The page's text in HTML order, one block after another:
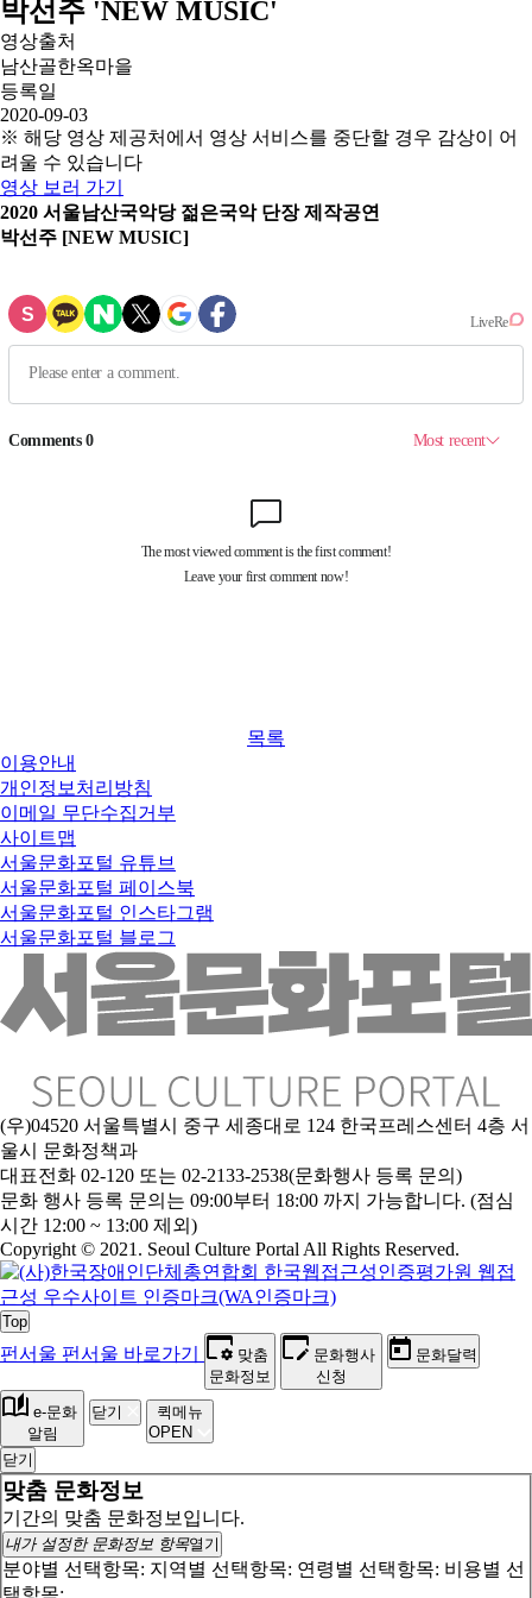
박선주 'NEW MUSIC'
영상출처
남산골한옥마을
등록일
2020-09-03
※ 해당 영상 제공처에서 영상 서비스를 중단할 경우 감상이 어
려울 수 있습니다
영상 보러 가기
2020 서울남산국악당 젊은국악 단장 제작공연
박선주 [NEW MUSIC]
목록
이용안내
개인정보처리방침
이메일 무단수집거부
사이트맵
서울문화포털 유튜브
서울문화포털 페이스북
서울문화포털 인스타그램
서울문화포털 블로그
(우)04520 서울특별시 중구 세종대로 124 한국프레스센터 4층 서
울시 문화정책과
대표전화 02-120 또는 02-2133-2538(문화행사 등록 문의)
문화 행사 등록 문의는 09:00부터 18:00 까지 가능합니다. (점심
시간 12:00 ~ 13:00 제외)
Copyright © 2021. Seoul Culture Portal All Rights Reserved.
Top
펀서울 펀서울 바로가기
맞춤
문화정보
문화행사
신청
문화달력
e-문화
알림
닫기
퀵메뉴
OPEN
닫기
맞춤 문화정보
기간의 맞춤 문화정보입니다.
내가 설정한 문화정보 항목열기
분야별 선택항목: 지역별 선택항목: 연령별 선택항목: 비용별 선
택항목: